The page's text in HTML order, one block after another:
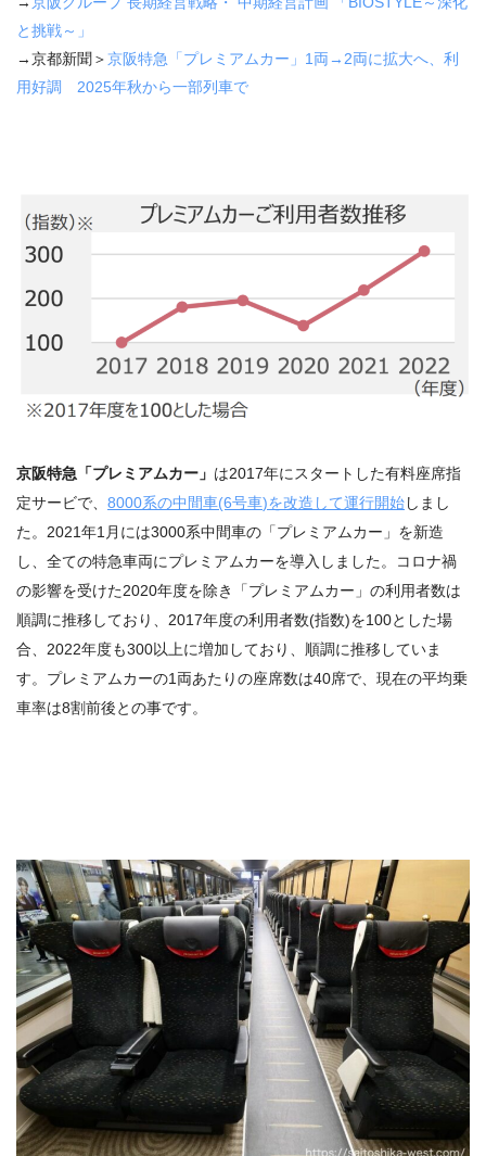
と挑戦～」
→京都新聞＞京阪特急「プレミアムカー」1両→2両に拡大へ、利
用好調 2025年秋から一部列車で
京阪特急「プレミアムカー」 は2017年にスタートした有料座席指
定サービで、 8000系の中間車(6号車)を改造して運行開始しまし
た。2021年1月には3000系中間車の「プレミアムカー」を新造
し、全ての特急車両にプレミアムカーを導入しました。コロナ禍
の影響を受けた2020年度を除き「プレミアムカー」の利用者数は
順調に推移しており、 2017年度の利用者数(指数)を100とした場
合、 2022年度も300以上に増加しており、順調に推移していま
す。プレミアムカーの1両あたりの座席数は40席で、現在の平均乗
車率は8割前後との事です。